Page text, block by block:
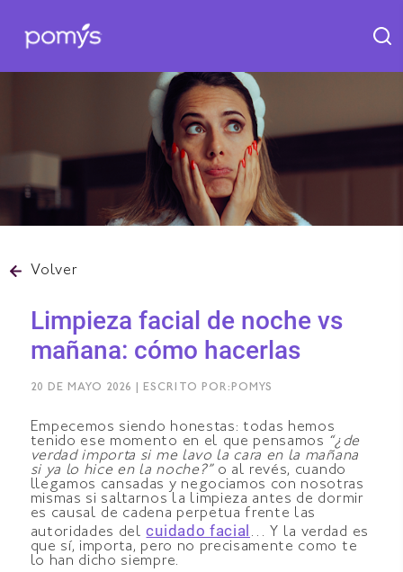
Volver
Limpieza facial de noche vs
mañana: cómo hacerlas
20 DE MAYO 2026 | ESCRITO POR:POMYS
Empecemos siendo honestas: todas hemos
tenido ese momento en el que pensamos “¿de
verdad importa si me lavo la cara en la mañana
si ya lo hice en la noche?”o al revés, cuando
llegamos cansadas y negociamos con nosotras
mismas si saltarnos la limpieza antes de dormir
es causal de cadena perpetua frente las
autoridades delcuidado facial … Y la verdad es
que sí, importa, pero no precisamente como te
lo han dicho siempre.